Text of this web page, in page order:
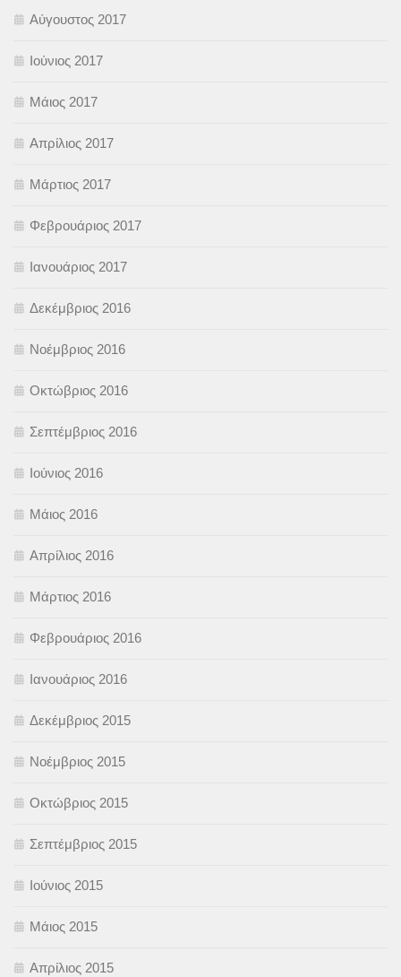
Αύγουστος 2017
Ιούνιος 2017
Μάιος 2017
Απρίλιος 2017
Μάρτιος 2017
Φεβρουάριος 2017
Ιανουάριος 2017
Δεκέμβριος 2016
Νοέμβριος 2016
Οκτώβριος 2016
Σεπτέμβριος 2016
Ιούνιος 2016
Μάιος 2016
Απρίλιος 2016
Μάρτιος 2016
Φεβρουάριος 2016
Ιανουάριος 2016
Δεκέμβριος 2015
Νοέμβριος 2015
Οκτώβριος 2015
Σεπτέμβριος 2015
Ιούνιος 2015
Μάιος 2015
Απρίλιος 2015